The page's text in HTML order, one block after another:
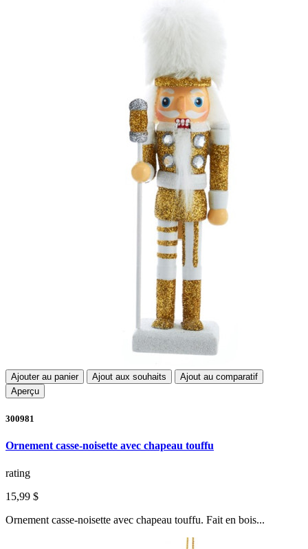
Ajouter au panier Ajout aux souhaits
Ajout au comparatif
Aperçu
300981
Ornement casse-noisette avec chapeau touffu
rating
15,99 $
Ornement casse-noisette avec chapeau touffu. Fait en bois...